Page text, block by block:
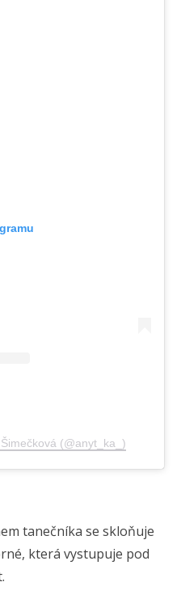
(@anyt_ka_)
tanečníka se skloňuje
která vystupuje pod